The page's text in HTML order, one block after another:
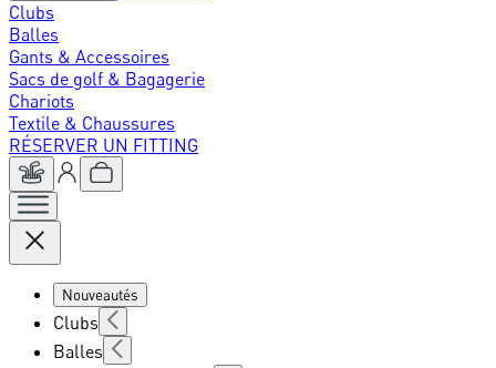
Clubs
Balles
Gants & Accessoires
Sacs de golf & Bagagerie
Chariots
Textile & Chaussures
RÉSERVER UN FITTING
Nouveautés
Clubs
Balles